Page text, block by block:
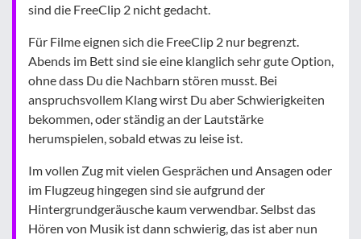
sind die FreeClip 2 nicht gedacht.
Für Filme eignen sich die FreeClip 2 nur begrenzt.
Abends im Bett sind sie eine klanglich sehr gute Option,
ohne dass Du die Nachbarn stören musst. Bei
anspruchsvollem Klang wirst Du aber Schwierigkeiten
bekommen, oder ständig an der Lautstärke
herumspielen, sobald etwas zu leise ist.
Im vollen Zug mit vielen Gesprächen und Ansagen oder
im Flugzeug hingegen sind sie aufgrund der
Hintergrundgeräusche kaum verwendbar. Selbst das
Hören von Musik ist dann schwierig, das ist aber nun